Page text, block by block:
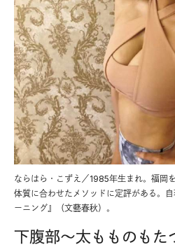
ならはら・こずえ／1985年生まれ。福岡
体質に合わせたメソッドに定評がある。
ーニング』（文藝春秋）。
下腹部〜太もものもた